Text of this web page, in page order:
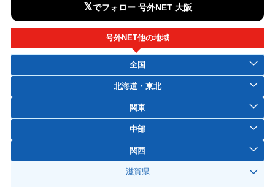
𝕏でフォロー 号外NET 大阪
号外NET他の地域
全国
北海道・東北
関東
中部
関西
滋賀県